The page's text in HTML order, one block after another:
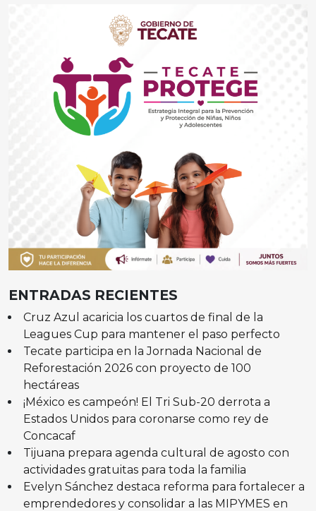
ENTRADAS RECIENTES
Cruz Azul acaricia los cuartos de final de la
Leagues Cup para mantener el paso perfecto
Tecate participa en la Jornada Nacional de
Reforestación 2026 con proyecto de 100
hectáreas
¡México es campeón! El Tri Sub-20 derrota a
Estados Unidos para coronarse como rey de
Concacaf
Tijuana prepara agenda cultural de agosto con
actividades gratuitas para toda la familia
Evelyn Sánchez destaca reforma para fortalecer a
emprendedores y consolidar a las MIPYMES en